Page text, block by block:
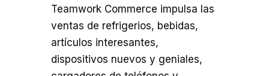
Teamwork Commerce impulsa las
ventas de refrigerios, bebidas,
artículos interesantes,
dispositivos nuevos y geniales,